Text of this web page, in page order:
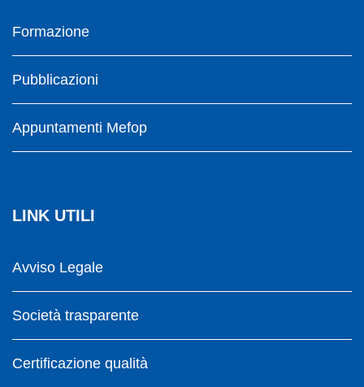
Formazione
Pubblicazioni
Appuntamenti Mefop
LINK UTILI
Avviso Legale
Società trasparente
Certificazione qualità